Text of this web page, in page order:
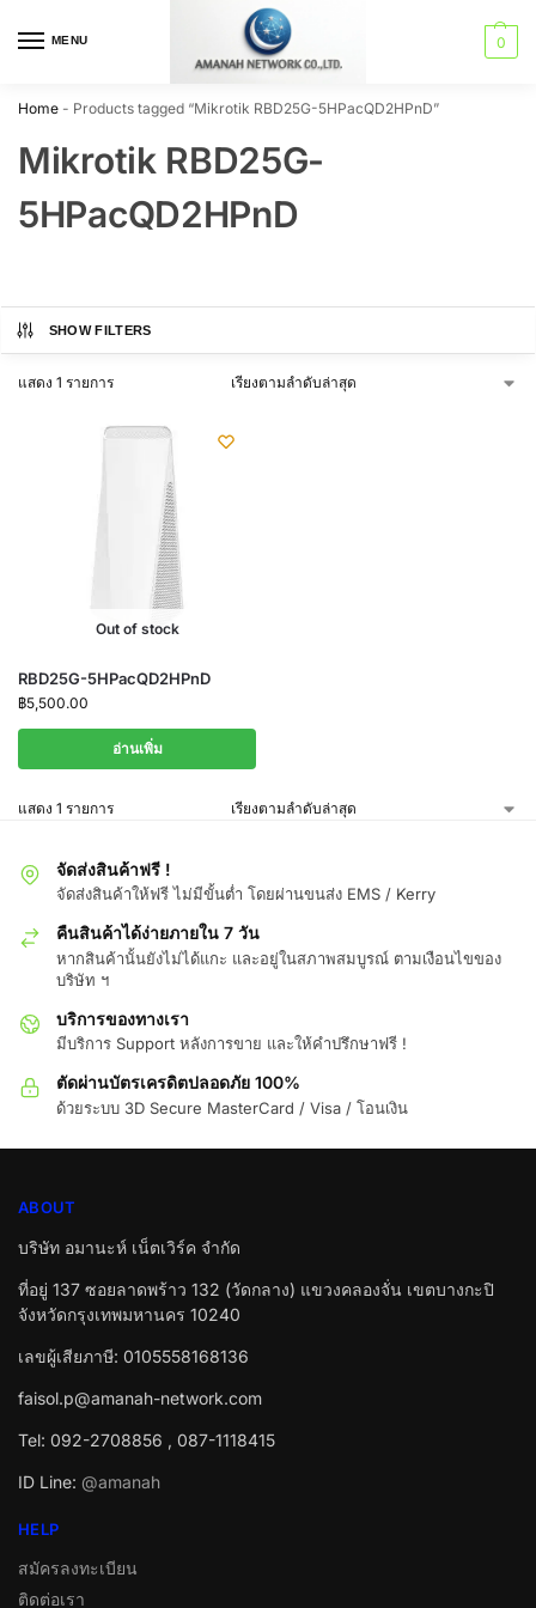
MENU 0
Home - Products tagged “Mikrotik RBD25G-5HPacQD2HPnD”
Mikrotik RBD25G-
5HPacQD2HPnD
SHOW FILTERS
แสดง 1 รายการ
Out of stock
RBD25G-5HPacQD2HPnD
฿5,500.00
อ่านเพิ่ม
แสดง 1 รายการ
จัดส่งสินค้าฟรี !
จัดส่งสินค้าให้ฟรี ไม่มีขั้นต่ำ โดยผ่านขนส่ง EMS / Kerry
คืนสินค้าได้ง่ายภายใน 7 วัน
หากสินค้านั้นยังไม่ได้แกะ และอยู่ในสภาพสมบูรณ์ ตามเงือนไขของ
บริษัท ฯ
บริการของทางเรา
มีบริการ Support หลังการขาย และให้คำปรึกษาฟรี !
ตัดผ่านบัตรเครดิตปลอดภัย 100%
ด้วยระบบ 3D Secure MasterCard / Visa / โอนเงิน
ABOUT
บริษัท อมานะห์ เน็ตเวิร์ค จำกัด
ที่อยู่ 137 ซอยลาดพร้าว 132 (วัดกลาง) แขวงคลองจั่น เขตบางกะปิ
จังหวัดกรุงเทพมหานคร 10240
เลขผู้เสียภาษี: 0105558168136
faisol.p@amanah-network.com
Tel: 092-2708856 , 087-1118415
ID Line: @amanah
HELP
สมัครลงทะเบียน
ติดต่อเรา